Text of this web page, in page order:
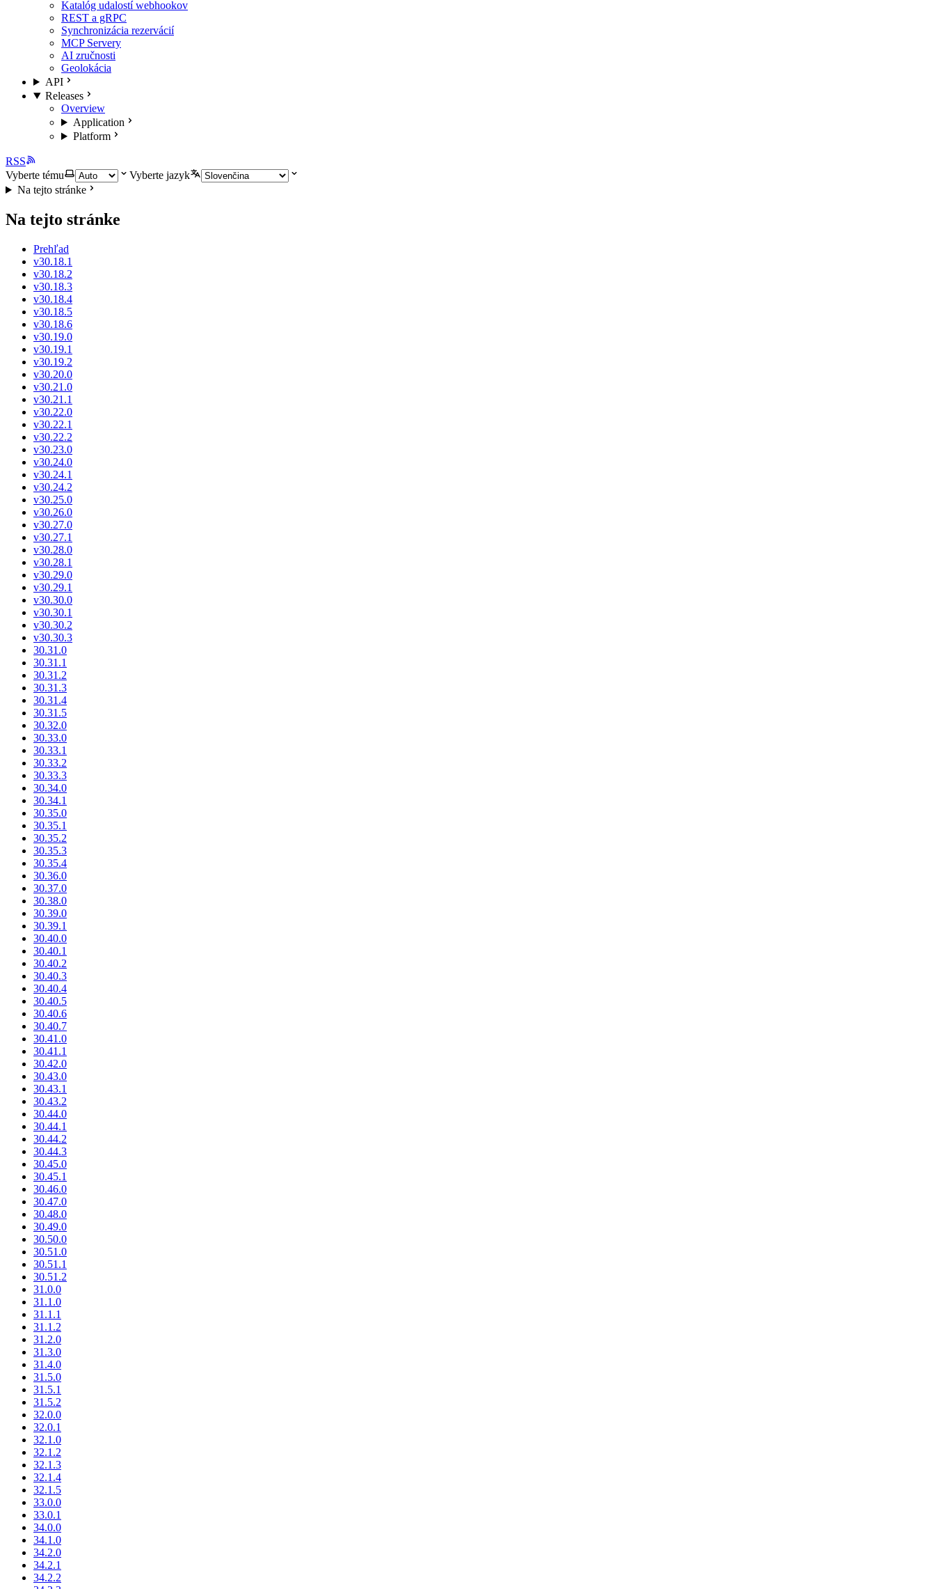
Katalóg udalostí webhookov
REST a gRPC
Synchronizácia rezervácií
MCP Servery
AI zručnosti
Geolokácia
API
Releases
Overview
Application
Platform
RSS
Vyberte tému
Vyberte jazyk
Na tejto stránke
Na tejto stránke
Prehľad
v30.18.1
v30.18.2
v30.18.3
v30.18.4
v30.18.5
v30.18.6
v30.19.0
v30.19.1
v30.19.2
v30.20.0
v30.21.0
v30.21.1
v30.22.0
v30.22.1
v30.22.2
v30.23.0
v30.24.0
v30.24.1
v30.24.2
v30.25.0
v30.26.0
v30.27.0
v30.27.1
v30.28.0
v30.28.1
v30.29.0
v30.29.1
v30.30.0
v30.30.1
v30.30.2
v30.30.3
30.31.0
30.31.1
30.31.2
30.31.3
30.31.4
30.31.5
30.32.0
30.33.0
30.33.1
30.33.2
30.33.3
30.34.0
30.34.1
30.35.0
30.35.1
30.35.2
30.35.3
30.35.4
30.36.0
30.37.0
30.38.0
30.39.0
30.39.1
30.40.0
30.40.1
30.40.2
30.40.3
30.40.4
30.40.5
30.40.6
30.40.7
30.41.0
30.41.1
30.42.0
30.43.0
30.43.1
30.43.2
30.44.0
30.44.1
30.44.2
30.44.3
30.45.0
30.45.1
30.46.0
30.47.0
30.48.0
30.49.0
30.50.0
30.51.0
30.51.1
30.51.2
31.0.0
31.1.0
31.1.1
31.1.2
31.2.0
31.3.0
31.4.0
31.5.0
31.5.1
31.5.2
32.0.0
32.0.1
32.1.0
32.1.2
32.1.3
32.1.4
32.1.5
33.0.0
33.0.1
34.0.0
34.1.0
34.2.0
34.2.1
34.2.2